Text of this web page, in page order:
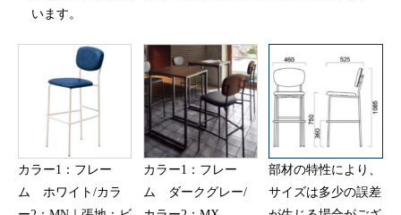
います。
カラー1：フレー
ム ホワイト/カラ
カラー1：フレー
ム ダークグレー/
部材の特性により、
サイズは多少の誤差